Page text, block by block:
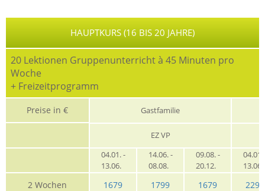
HAUPTKURS (16 BIS 20 JAHRE)
20 Lektionen Gruppenunterricht à 45 Minuten pro
Woche
+ Freizeitprogramm
Preise in € Gastfamilie
EZ VP
04.01. -
13.06.
14.06. -
08.08.
09.08. -
20.12.
04.01.
2 Wochen 1679 1799 1679 2295